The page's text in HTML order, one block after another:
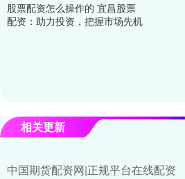
股票配资怎么操作的 宜昌股票
配资：助力投资，把握市场先机
相关更新
中国期货配资网|正规平台在线配资